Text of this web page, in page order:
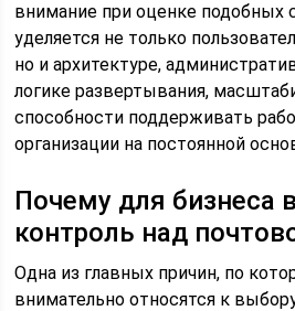
внимание при оценке подобных
уделяется не только
но и архитектуре,
логике развертывания,
способности поддерживать
организации на постоянной
Почему для бизнеса
контроль над
Одна из главных причин, по
внимательно относятся к